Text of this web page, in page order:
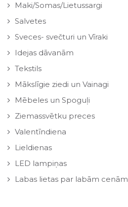
Maki/Somas/Lietussargi
Salvetes
Sveces- svečturi un Vīraki
Idejas dāvanām
Tekstils
Mākslīgie ziedi un Vainagi
Mēbeles un Spoguļi
Ziemassvētku preces
Valentīndiena
Lieldienas
LED lampiņas
Labas lietas par labām cenām